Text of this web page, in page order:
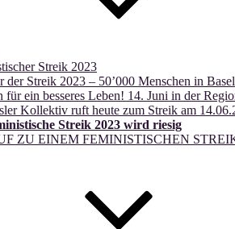
Streik 2023
der Streik 2023 – 50’000 Menschen in Basel
für ein besseres Leben! 14. Juni in der
Kollektiv ruft heute zum Streik am
Streik 2023 wird riesig
ZU EINEM FEMINISTISCHEN